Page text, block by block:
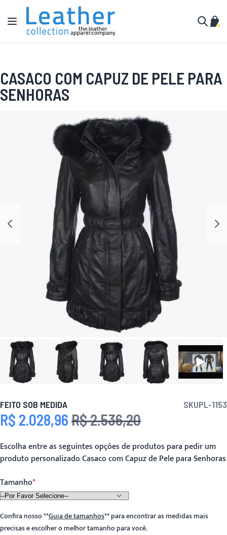
Pular para o conteúdo
Alternar Nav
CASACO COM CAPUZ DE PELE PARA
SENHORAS
FEITO SOB MEDIDA SKUPL-1153
Preço Especial
R$ 2.028,96 Preço
R$ 2.536,20
Escolha entre as seguintes opções de produtos para pedir um
produto personalizado Casaco com Capuz de Pele para Senhoras
Tamanho
Confira nosso**Guia de tamanhos**para encontrar as medidas mais
precisas e escolher o melhor tamanho para você.